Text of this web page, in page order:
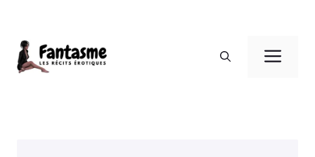
contenu